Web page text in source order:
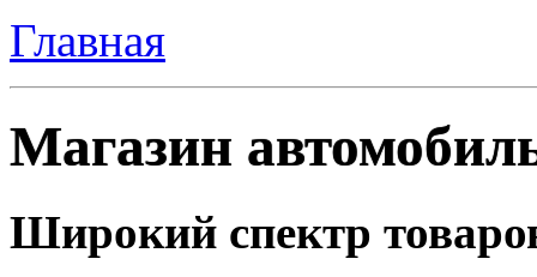
Главная
Магазин
Широкий спектр